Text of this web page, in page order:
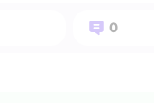
Вопросов:
0